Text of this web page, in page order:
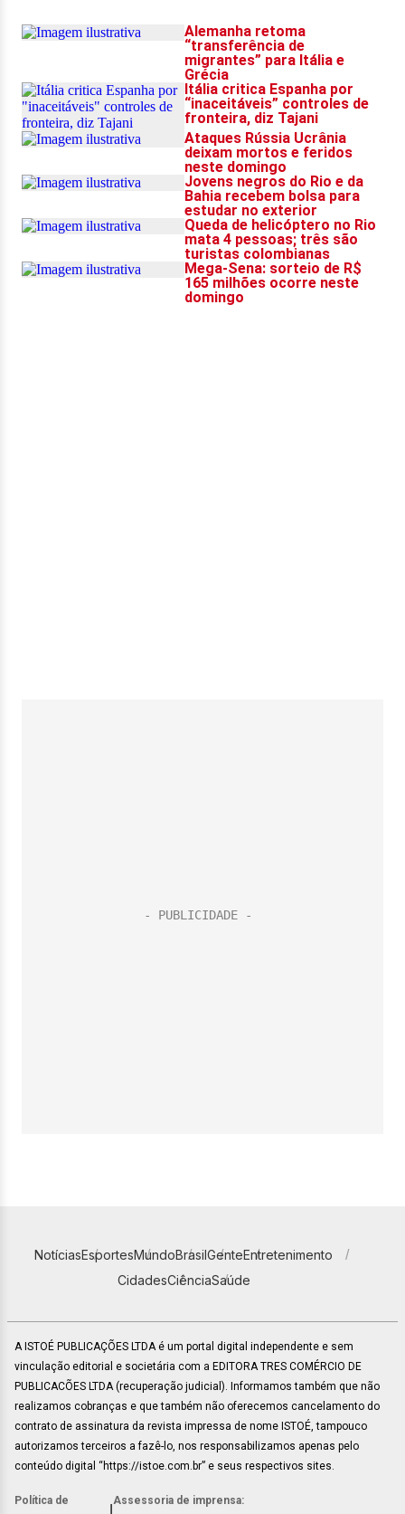
NotíciasEsportesMundoBrasilGenteEntretenimento
CidadesCiênciaSaúde
A ISTOÉ PUBLICAÇÕES LTDA é um portal digital independente e sem
vinculação editorial e societária com a EDITORA TRES COMÉRCIO DE
PUBLICACÕES LTDA (recuperação judicial). Informamos também que não
realizamos cobranças e que também não oferecemos cancelamento do
contrato de assinatura da revista impressa de nome ISTOÉ, tampouco
autorizamos terceiros a fazê-lo, nos responsabilizamos apenas pelo
conteúdo digital “https://istoe.com.br” e seus respectivos sites.
Política de Assessoria de imprensa: